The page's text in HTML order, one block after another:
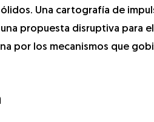
Una cartografía de
propuesta disruptiva para
por los mecanismos que